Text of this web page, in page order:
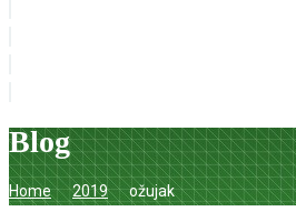
Blog
Home 2019 ožujak